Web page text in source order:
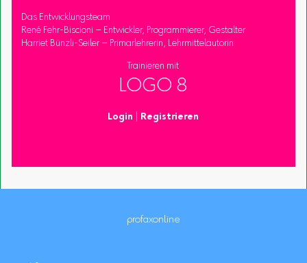
Das Entwicklungsteam
René Fehr-Biscioni – Entwickler, Programmierer, Gestalter
Harriet Bünzli-Seiler – Primarlehrerin, Lehrmittelautorin
Trainieren mit
LOGO 8
Login Registrieren
profaxonline